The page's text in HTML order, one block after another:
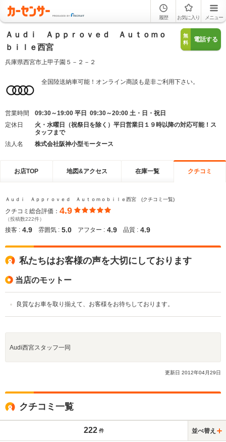
履歴 お気に入り メニュー
Ａｕｄｉ Ａｐｐｒｏｖｅｄ Ａｕｔｏｍｏ
ｂｉｌｅ西宮
兵庫県西宮市上甲子園５－２－２
無
料
電話する
全国陸送納車可能！オンライン商談も是非ご利用下さい。
営業時間
09:30～19:00 平日 09:30～20:00 土・日・祝日
定休日
火・水曜日（祝祭日を除く）平日営業日１９時以降の対応可能！ス
タッフまで
法人名
株式会社阪神小型モータース
お店TOP 地図&アクセス 在庫一覧 クチコミ
Ａｕｄｉ Ａｐｐｒｏｖｅｄ Ａｕｔｏｍｏｂｉｌｅ西宮 (クチコミ一覧)
クチコミ総合評価： 4.9
（投稿数222件）
接客 : 4.9 雰囲気 : 5.0 アフター : 4.9 品質 : 4.9
私たちはお客様の声を大切にしております
当店のモットー
良質なお車を取り揃えて、お客様をお待ちしております。
Audi西宮スタッフ一同
更新日 2012年04月29日
クチコミ一覧
222 件 並べ替え